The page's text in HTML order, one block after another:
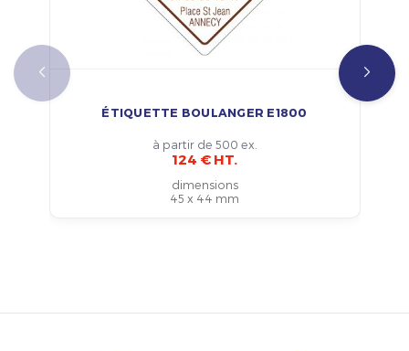
ÉTIQUETTE BOULANGER E1800
à partir de 500 ex.
124 € HT.
dimensions
45 x 44 mm